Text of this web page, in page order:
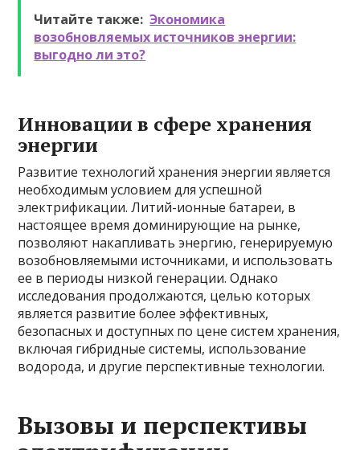
Читайте также: Экономика
возобновляемых источников энергии:
выгодно ли это?
Инновации в сфере хранения
энергии
Развитие технологий хранения энергии является
необходимым условием для успешной
электрификации. Литий-ионные батареи, в
настоящее время доминирующие на рынке,
позволяют накапливать энергию, генерируемую
возобновляемыми источниками, и использовать
ее в периоды низкой генерации. Однако
исследования продолжаются, целью которых
является развитие более эффективных,
безопасных и доступных по цене систем хранения,
включая гибридные системы, использование
водорода, и другие перспективные технологии.
Вызовы и перспективы